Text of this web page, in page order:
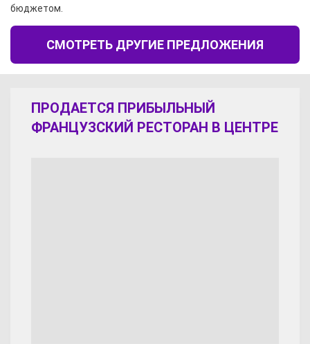
бюджетом.
СМОТРЕТЬ ДРУГИЕ ПРЕДЛОЖЕНИЯ
ПРОДАЕТСЯ ПРИБЫЛЬНЫЙ
ФРАНЦУЗСКИЙ РЕСТОРАН В ЦЕНТРЕ